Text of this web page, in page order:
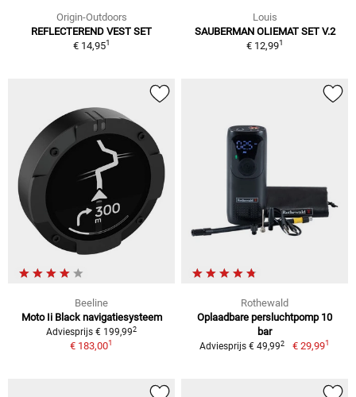
Origin-Outdoors
REFLECTEREND VEST SET
€ 14,951
Louis
SAUBERMAN OLIEMAT SET V.2
€ 12,991
Beeline
Moto Ii Black navigatiesysteem
Adviesprijs € 199,992
€ 183,001
Rothewald
Oplaadbare persluchtpomp 10
bar
Adviesprijs € 49,992 € 29,991